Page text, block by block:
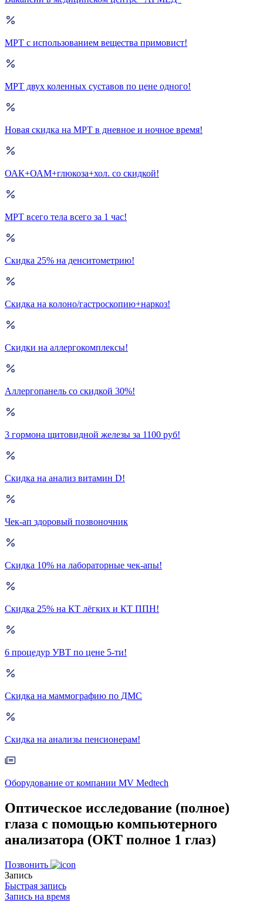
МРТ с использованием вещества примовист!
МРТ двух коленных суставов по цене одного!
Новая скидка на МРТ в дневное и ночное время!
ОАК+ОАМ+глюкоза+хол. со скидкой!
МРТ всего тела всего за 1 час!
Скидка 25% на денситометрию!
Скидка на колоно/гастроскопию+наркоз!
Скидки на аллергокомплексы!
Аллергопанель со скидкой 30%!
3 гормона щитовидной железы за 1100 руб!
Скидка на анализ витамин D!
Чек-ап здоровый позвоночник
Скидка 10% на лабораторные чек-апы!
Скидка 25% на КТ лёгких и КТ ППН!
6 процедур УВТ по цене 5-ти!
Скидка на маммографию по ДМС
Скидка на анализы пенсионерам!
Оборудование от компании MV Medtech
Оптическое исследование (полное)
глаза с помощью компьютерного
анализатора (ОКТ полное 1 глаз)
Позвонить
Запись
Быстрая запись
Запись на время